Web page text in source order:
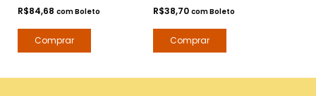
R$84,68 comBoleto R$38,70comBoleto